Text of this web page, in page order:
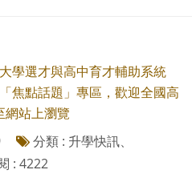
學選才與高中育才輔助系統
焦點話題」專區，歡迎全國高
網站上瀏覽
分類 : 升學快訊、
: 4222